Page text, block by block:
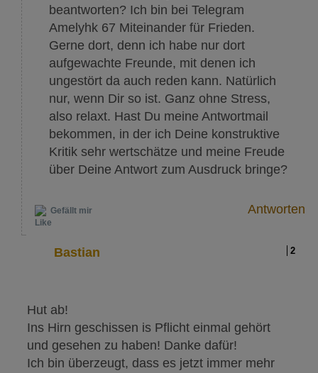
beantworten? Ich bin bei Telegram
Amelyhk 67 Miteinander für Frieden.
Gerne dort, denn ich habe nur dort
aufgewachte Freunde, mit denen ich
ungestört da auch reden kann. Natürlich
nur, wenn Dir so ist. Ganz ohne Stress,
also relaxt. Hast Du meine Antwortmail
bekommen, in der ich Deine konstruktive
Kritik sehr wertschätze und meine Freude
über Deine Antwort zum Ausdruck bringe?
Gefällt mir Antworten
2
Bastian
Hut ab!
Ins Hirn geschissen is Pflicht einmal gehört
und gesehen zu haben! Danke dafür!
Ich bin überzeugt, dass es jetzt immer mehr